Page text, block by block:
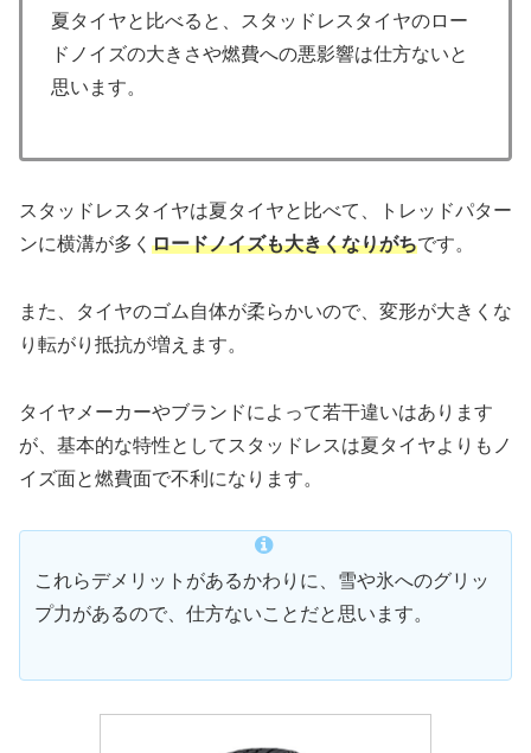
夏タイヤと比べると、スタッドレスタイヤのロー
ドノイズの大きさや燃費への悪影響は仕方ないと
思います。
スタッドレスタイヤは夏タイヤと比べて、トレッドパター
ンに横溝が多く ロードノイズも大きくなりがちです。
また、タイヤのゴム自体が柔らかいので、変形が大きくな
り転がり抵抗が増えます。
タイヤメーカーやブランドによって若干違いはあります
が、基本的な特性としてスタッドレスは夏タイヤよりもノ
イズ面と燃費面で不利になります。
これらデメリットがあるかわりに、雪や氷へのグリッ
プ力があるので、仕方ないことだと思います。